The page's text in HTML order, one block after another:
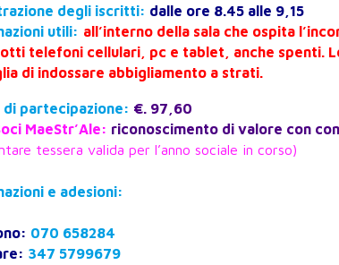
degli iscritti: dalle ore 8.45 alle 9,15
utili: all’interno della sala che ospita
telefoni cellulari, pc e tablet, anche spenti.
di indossare abbigliamento a strati.
di partecipazione: €. 97,60
MaeStr’Ale: riconoscimento di valore con
tessera valida per l’anno sociale in corso)
e adesioni:
070 658284
347 5799679